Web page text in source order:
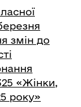
змін до
«Жінки,
року»